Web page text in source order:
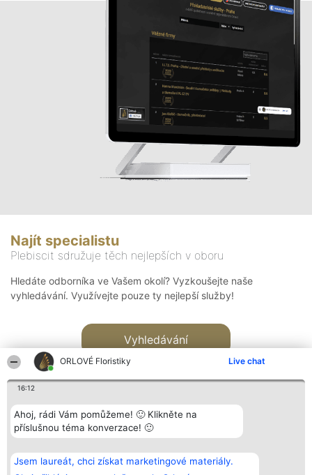
ORLOVÉ Floristiky Live chat
16:12
Ahoj, rádi Vám pomůžeme! 🙂 Klikněte na
příslušnou téma konverzace! 🙂
Jsem laureát, chci získat marketingové materiály.
Najít specialistu
Plebiscit sdružuje těch nejlepších v oboru
Hledáte odborníka ve Vašem okolí? Vyzkoušejte naše
vyhledávání. Využívejte pouze ty nejlepší služby!
Vyhledávání
Bright Side Solutions sp. z o.
o. sp. k.
ul. Ruska 22
Vítězové
Seznam všech
laureátů
Kontakt